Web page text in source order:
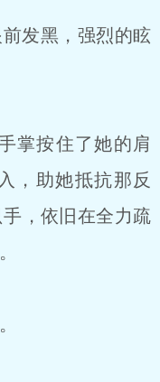
发黑，强烈的眩
掌按住了她的肩
，助她抵抗那反
，依旧在全力疏